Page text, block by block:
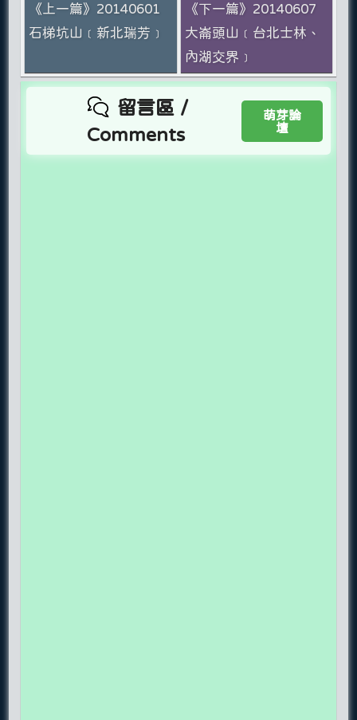
《上一篇》20140601
石梯坑山﹝新北瑞芳﹞
《下一篇》20140607
大崙頭山﹝台北士林、
內湖交界﹞
留言區 /
Comments
萌芽論
壇